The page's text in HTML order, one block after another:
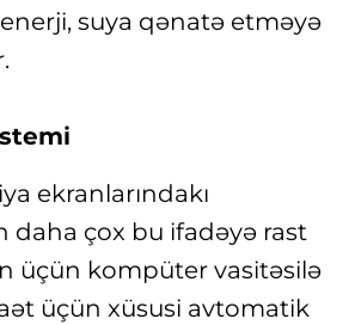
suya qənatə etməyə
ekranlarındakı
daha çox bu ifadəyə rast
üçün kompüter vasitəsilə
üçün xüsusi avtomatik